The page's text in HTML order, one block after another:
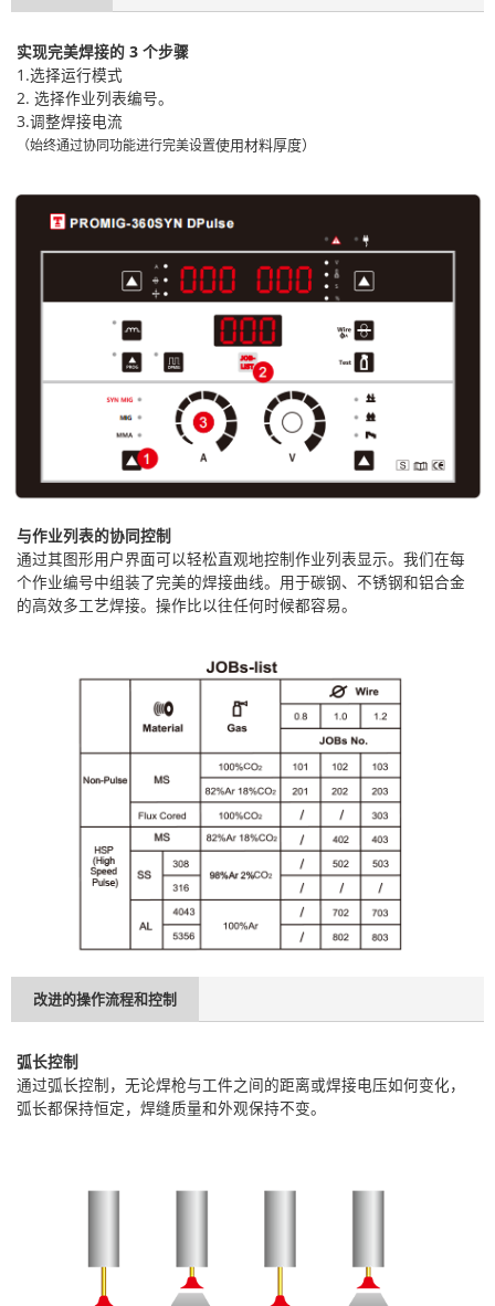
实现完美焊接的 3 个步骤
1.选择运行模式
2. 选择作业列表编号。
3.调整焊接电流
（始终通过协同功能进行完美设置使用材料厚度）
与作业列表的协同控制
通过其图形用户界面可以轻松直观地控制作业列表显示。我们在每
个作业编号中组装了完美的焊接曲线。用于碳钢、不锈钢和铝合金
的高效多工艺焊接。操作比以往任何时候都容易。
改进的操作流程和控制
弧长控制
通过弧长控制，无论焊枪与工件之间的距离或焊接电压如何变化，
弧长都保持恒定，焊缝质量和外观保持不变。